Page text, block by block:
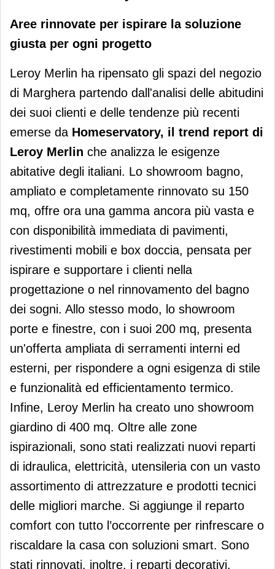
Aree rinnovate per ispirare la soluzione
giusta per ogni progetto
Leroy Merlin ha ripensato gli spazi del negozio
di Marghera partendo dall'analisi delle abitudini
dei suoi clienti e delle tendenze più recenti
emerse da Homeservatory, il trend report di
Leroy Merlin che analizza le esigenze
abitative degli italiani. Lo showroom bagno,
ampliato e completamente rinnovato su 150
mq, offre ora una gamma ancora più vasta e
con disponibilità immediata di pavimenti,
rivestimenti mobili e box doccia, pensata per
ispirare e supportare i clienti nella
progettazione o nel rinnovamento del bagno
dei sogni. Allo stesso modo, lo showroom
porte e finestre, con i suoi 200 mq, presenta
un'offerta ampliata di serramenti interni ed
esterni, per rispondere a ogni esigenza di stile
e funzionalità ed efficientamento termico.
Infine, Leroy Merlin ha creato uno showroom
giardino di 400 mq. Oltre alle zone
ispirazionali, sono stati realizzati nuovi reparti
di idraulica, elettricità, utensileria con un vasto
assortimento di attrezzature e prodotti tecnici
delle migliori marche. Si aggiunge il reparto
comfort con tutto l’occorrente per rinfrescare o
riscaldare la casa con soluzioni smart. Sono
stati rinnovati, inoltre, i reparti decorativi,